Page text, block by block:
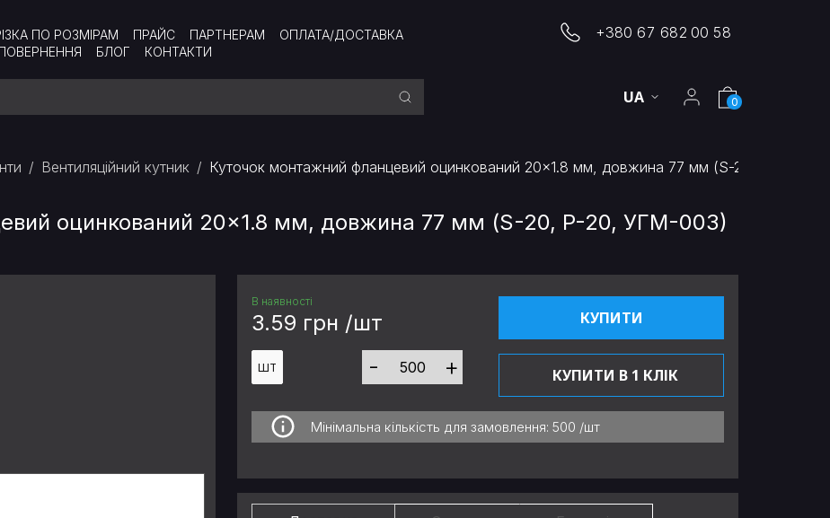
ПО РОЗМІРАМ ПРАЙС ПАРТНЕРАМ
ОПЛАТА/ДОСТАВКА
ПОВЕРНЕННЯ
БЛОГ КОНТАКТИ
+380 67 682 00 58
UA 0
Вентиляційний кутник Куточок монтажний фланцевий оцинкований 20×1.8 мм, довжина 77 мм (S-20, P-20,
оцинкований 20×1.8 мм, довжина 77 мм (S-20, P-20, УГМ-003)
В наявності
3.59 грн /шт
ШТ - +
КУПИТИ
КУПИТИ В 1 КЛІК
Мінімальна кількість для замовлення: 500 /шт